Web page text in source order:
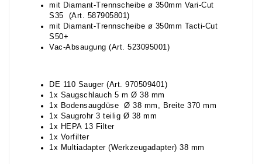
mit Diamant-Trennscheibe ø 350mm Vari-Cut
S35 (Art. 587905801)
mit Diamant-Trennscheibe ø 350mm Tacti-Cut
S50+
Vac-Absaugung (Art. 523095001)
DE 110 Sauger (Art. 970509401)
1x Saugschlauch 5 m Ø 38 mm
1x Bodensaugdüse Ø 38 mm, Breite 370 mm
1x Saugrohr 3 teilig Ø 38 mm
1x HEPA 13 Filter
1x Vorfilter
1x Multiadapter (Werkzeugadapter) 38 mm